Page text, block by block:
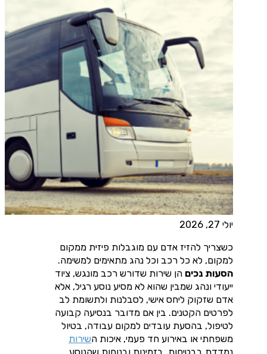
יולי 27, 2026
כשצריך להזיז אדם עם מוגבלות פיזית ממקום
למקום, לא כל רכב וכל נהג מתאימים למשימה.
הסעות נכים הן שירות שדורש רכב מונגש, ציוד
ייעודי ונהג שמבין שהוא לא מסיע נוסע רגיל, אלא
אדם שזקוק ליחס אישי, לסבלנות ולתשומת לב
לפרטים הקטנים. בין אם מדובר בנסיעה קבועה
לטיפול, בהסעת עובדים למקום עבודה, בטיול
משפחתי או באירוע חד פעמי, איכות השירות